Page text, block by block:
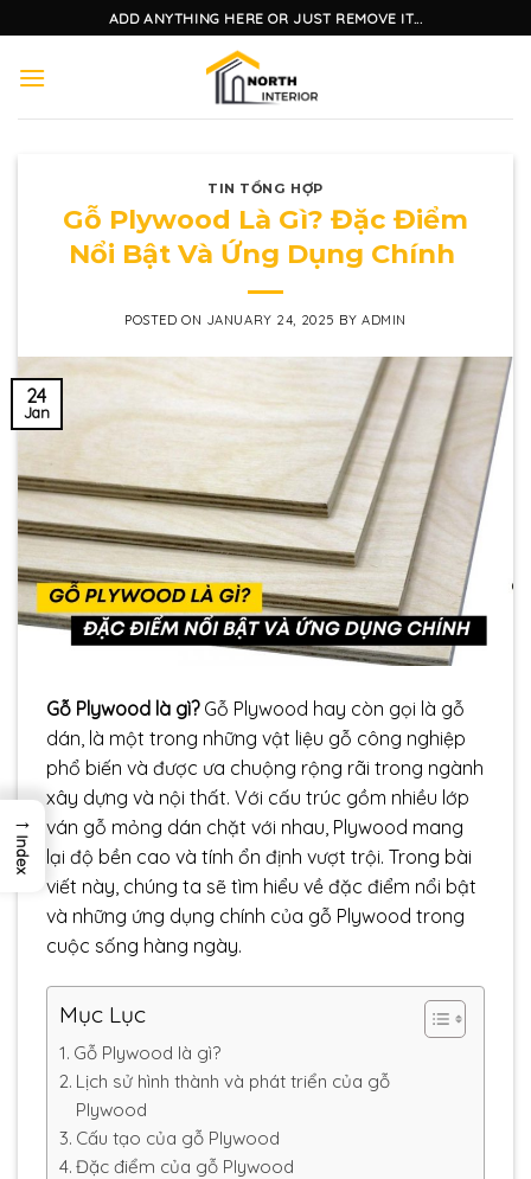
to
content
ADD ANYTHING HERE OR JUST REMOVE IT...
TIN TỔNG HỢP
Gỗ Plywood Là Gì? Đặc Điểm
Nổi Bật Và Ứng Dụng Chính
POSTED ON JANUARY 24, 2025 BY ADMIN
24
Jan
Gỗ Plywood là gì?Gỗ Plywood hay còn gọi là gỗ
dán, là một trong những vật liệu gỗ công nghiệp
phổ biến và được ưa chuộng rộng rãi trong ngành
xây dựng và nội thất. Với cấu trúc gồm nhiều lớp
ván gỗ mỏng dán chặt với nhau, Plywood mang
lại độ bền cao và tính ổn định vượt trội. Trong bài
viết này, chúng ta sẽ tìm hiểu về đặc điểm nổi bật
và những ứng dụng chính của gỗ Plywood trong
cuộc sống hàng ngày.
Mục Lục
Gỗ Plywood là gì?
Lịch sử hình thành và phát triển của gỗ
Plywood
Cấu tạo của gỗ Plywood
Đặc điểm của gỗ Plywood
→
Index